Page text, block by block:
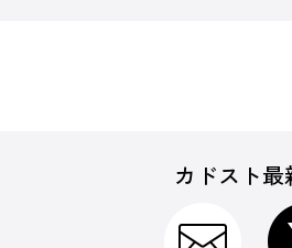
カドスト